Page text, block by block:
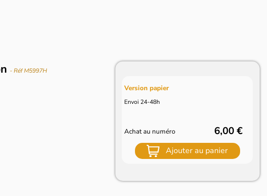
- Réf M5997H
Version papier
Envoi 24-48h
Achat au numéro 6,00 €
Ajouter au panier